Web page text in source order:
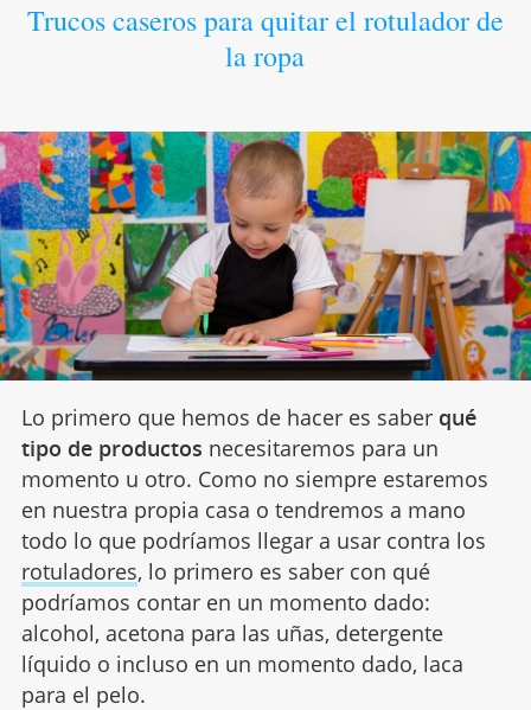
Trucos caseros para quitar el rotulador de
la ropa
Lo primero que hemos de hacer es saber qué
tipo de productos necesitaremos para un
momento u otro. Como no siempre estaremos
en nuestra propia casa o tendremos a mano
todo lo que podríamos llegar a usar contra los
rotuladores, lo primero es saber con qué
podríamos contar en un momento dado:
alcohol, acetona para las uñas, detergente
líquido o incluso en un momento dado, laca
para el pelo.